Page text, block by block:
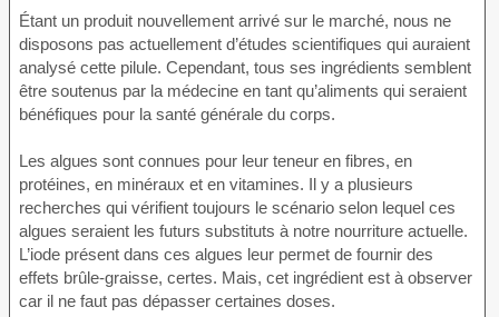
Étant un produit nouvellement arrivé sur le marché, nous ne
disposons pas actuellement d’études scientifiques qui auraient
analysé cette pilule. Cependant, tous ses ingrédients semblent
être soutenus par la médecine en tant qu’aliments qui seraient
bénéfiques pour la santé générale du corps.
Les algues sont connues pour leur teneur en fibres, en
protéines, en minéraux et en vitamines. Il y a plusieurs
recherches qui vérifient toujours le scénario selon lequel ces
algues seraient les futurs substituts à notre nourriture actuelle.
L’iode présent dans ces algues leur permet de fournir des
effets brûle-graisse, certes. Mais, cet ingrédient est à observer
car il ne faut pas dépasser certaines doses.